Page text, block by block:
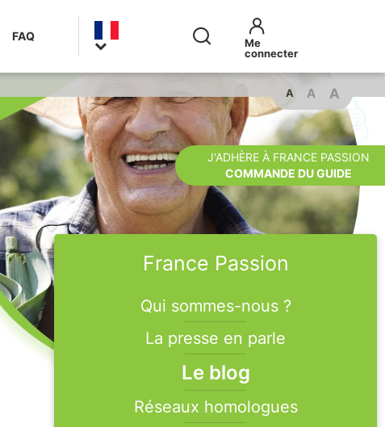
FAQ
J'ADHÈRE À FRANCE PASSION
COMMANDE DU GUIDE
A A A
France Passion
Qui sommes-nous ?
La presse en parle
Le blog
Réseaux homologues